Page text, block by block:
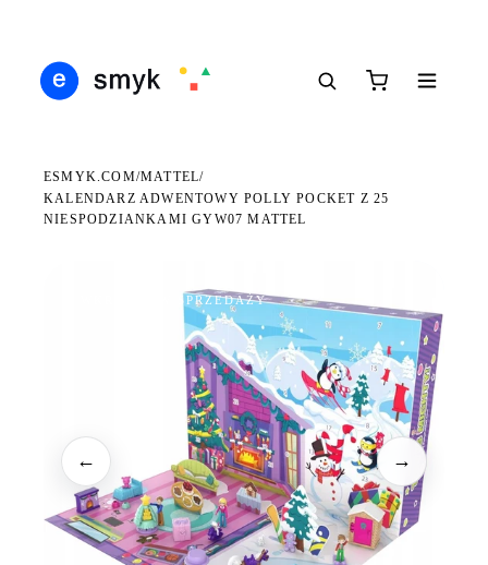
ESMYK.COM/MATTEL/
KALENDARZ ADWENTOWY POLLY POCKET Z 25
NIESPODZIANKAMI GYW07 MATTEL
WKRÓTCE W SPRZEDAŻY
← →